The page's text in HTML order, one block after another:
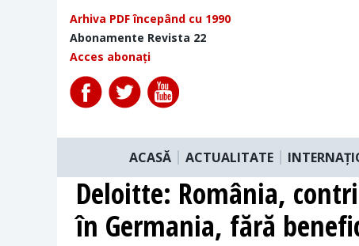
Arhiva PDF începând cu 1990
Abonamente Revista 22
Acces abonați
ACASĂ ACTUALITATE
Deloitte: România,
în Germania, fără